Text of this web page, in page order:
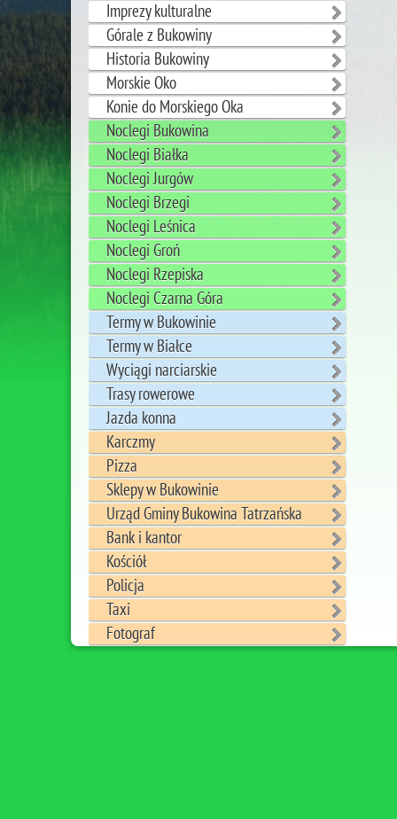
Imprezy kulturalne
Górale z Bukowiny
Historia Bukowiny
Morskie Oko
Konie do Morskiego Oka
Noclegi Bukowina
Noclegi Białka
Noclegi Jurgów
Noclegi Brzegi
Noclegi Leśnica
Noclegi Groń
Noclegi Rzepiska
Noclegi Czarna Góra
Termy w Bukowinie
Termy w Białce
Wyciągi narciarskie
Trasy rowerowe
Jazda konna
Karczmy
Pizza
Sklepy w Bukowinie
Urząd Gminy Bukowina Tatrzańska
Bank i kantor
Kościół
Policja
Taxi
Fotograf